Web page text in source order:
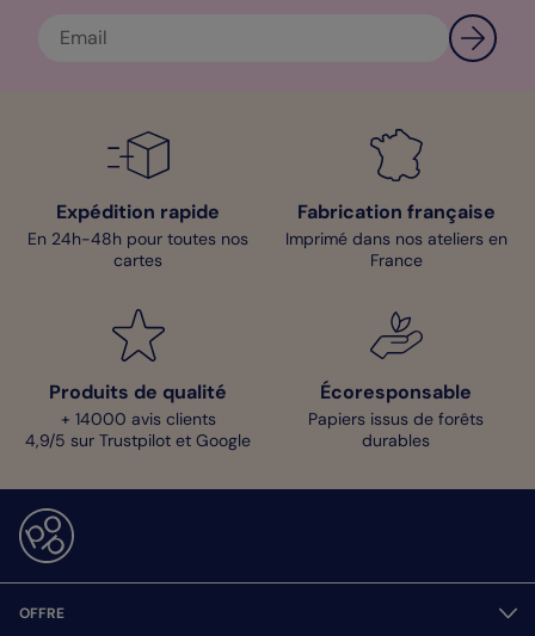
Expédition rapide
En 24h-48h pour toutes nos
cartes
Fabrication française
Imprimé dans nos ateliers en
France
Produits de qualité
+ 14000 avis clients
4,9/5 sur Trustpilot et Google
Écoresponsable
Papiers issus de forêts
durables
OFFRE